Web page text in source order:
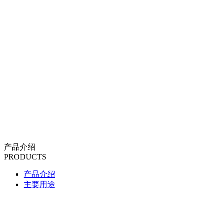
产品介绍
PRODUCTS
产品介绍
主要用途